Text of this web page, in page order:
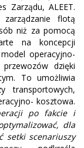
Zarządu, ALEET.
flotą
niż za pomocą
na koncepcji
operacyjno-
dzięki
To umożliwia
transportowych,
kosztowa.
po fakcie i
dla
setki scenariuszy